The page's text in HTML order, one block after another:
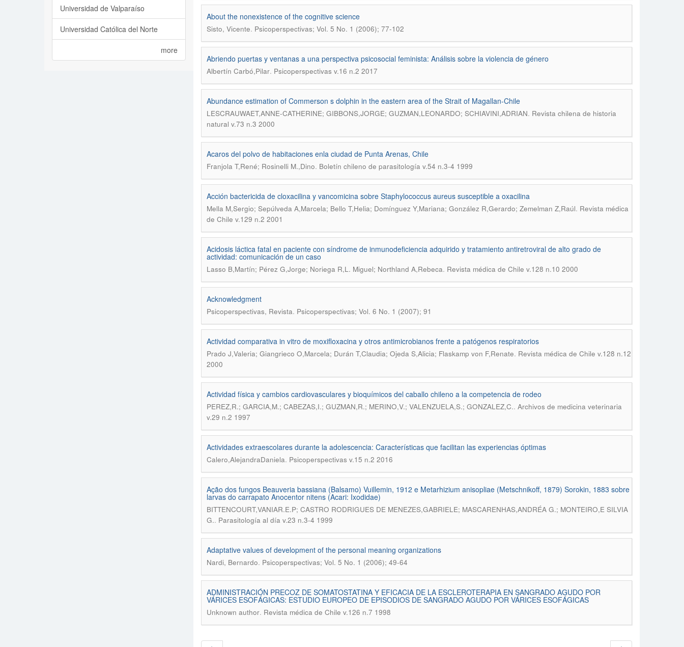
About the nonexistence of the cognitive science
Sisto, Vicente. Psicoperspectivas; Vol. 5 No. 1 (2006); 77-102
Abriendo puertas y ventanas a una perspectiva psicosocial feminista: Análisis sobre la violencia de género
Albertín Carbó,Pilar. Psicoperspectivas v.16 n.2 2017
Abundance estimation of Commerson s dolphin in the eastern area of the Strait of Magallan-Chile
LESCRAUWAET,ANNE-CATHERINE; GIBBONS,JORGE; GUZMAN,LEONARDO; SCHIAVINI,ADRIAN. Revista chilena de historia
natural v.73 n.3 2000
Acaros del polvo de habitaciones enla ciudad de Punta Arenas, Chile
Franjola T,René; Rosinelli M.,Dino. Boletín chileno de parasitología v.54 n.3-4 1999
Acción bactericida de cloxacilina y vancomicina sobre Staphylococcus aureus susceptible a oxacilina
Mella M,Sergio; Sepúlveda A,Marcela; Bello T,Helia; Domínguez Y,Mariana; González R,Gerardo; Zemelman Z,Raúl. Revista médica
de Chile v.129 n.2 2001
Acidosis láctica fatal en paciente con síndrome de inmunodeficiencia adquirido y tratamiento antiretroviral de alto grado de
actividad: comunicación de un caso
Lasso B,Martín; Pérez G,Jorge; Noriega R,L. Miguel; Northland A,Rebeca. Revista médica de Chile v.128 n.10 2000
Acknowledgment
Psicoperspectivas, Revista. Psicoperspectivas; Vol. 6 No. 1 (2007); 91
Actividad comparativa in vitro de moxifloxacina y otros antimicrobianos frente a patógenos respiratorios
Prado J,Valeria; Giangrieco O,Marcela; Durán T,Claudia; Ojeda S,Alicia; Flaskamp von F,Renate. Revista médica de Chile v.128 n.12
2000
Actividad física y cambios cardiovasculares y bioquímicos del caballo chileno a la competencia de rodeo
PEREZ,R.; GARCIA,M.; CABEZAS,I.; GUZMAN,R.; MERINO,V.; VALENZUELA,S.; GONZALEZ,C.. Archivos de medicina veterinaria
v.29 n.2 1997
Actividades extraescolares durante la adolescencia: Características que facilitan las experiencias óptimas
Calero,AlejandraDaniela. Psicoperspectivas v.15 n.2 2016
Ação dos fungos Beauveria bassiana (Balsamo) Vuillemin, 1912 e Metarhizium anisopliae (Metschnikoff, 1879) Sorokin, 1883 sobre
larvas do carrapato Anocentor nitens (Acari: Ixodidae)
BITTENCOURT,VANIAR.E.P; CASTRO RODRIGUES DE MENEZES,GABRIELE; MASCARENHAS,ANDRÉA G.; MONTEIRO,E SILVIA
G.. Parasitología al día v.23 n.3-4 1999
Adaptative values of development of the personal meaning organizations
Nardi, Bernardo. Psicoperspectivas; Vol. 5 No. 1 (2006); 49-64
ADMINISTRACIÓN PRECOZ DE SOMATOSTATINA Y EFICACIA DE LA ESCLEROTERAPIA EN SANGRADO AGUDO POR
VÁRICES ESOFÁGICAS: ESTUDIO EUROPEO DE EPISODIOS DE SANGRADO AGUDO POR VÁRICES ESOFÁGICAS
Unknown author. Revista médica de Chile v.126 n.7 1998
Universidad de Valparaíso
Universidad Católica del Norte
more